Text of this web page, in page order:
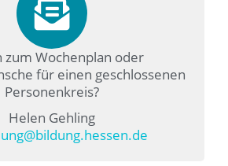
zum Wochenplan oder
für einen geschlossenen
Personenkreis?
Helen Gehling